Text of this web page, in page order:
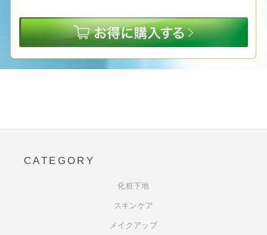
CATEGORY
化粧下地
スキンケア
メイクアップ